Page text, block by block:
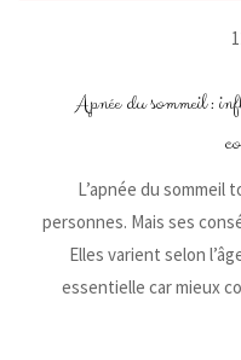
Apnée du sommeil :
L’apnée du sommeil
personnes. Mais ses
Elles varient selon
essentielle car mieux